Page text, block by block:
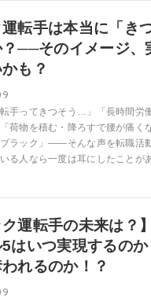
運転手は本当に「き
──そのイメージ、
も？
転手ってきつそう…」「長時間労
荷物を積む・降ろすで腰が痛く
ブラック」――そんな声を転職活
る人なら一度は耳にしたことが
ク運転手の未来は？
はいつ実現するの
れるのか！？